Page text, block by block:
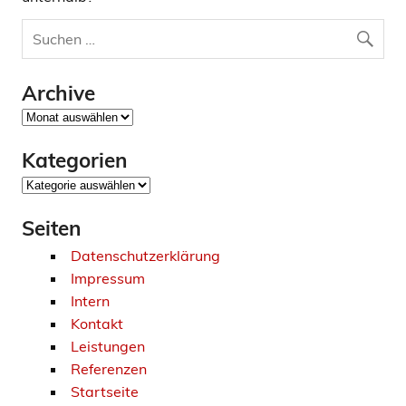
Archive
Archive
Kategorien
Kategorien
Seiten
Datenschutzerklärung
Impressum
Intern
Kontakt
Leistungen
Referenzen
Startseite